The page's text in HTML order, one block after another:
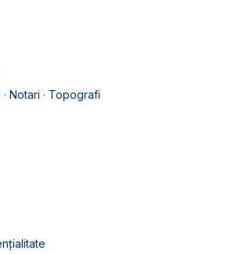
Notari · Topografi